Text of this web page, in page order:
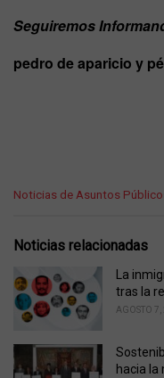
Seguiremos
pedro de aparicio y
C
e
o
r
i
:
Noticias de Asuntos
Noticias relacionadas
La
tras la
AGOSTO
hacia la